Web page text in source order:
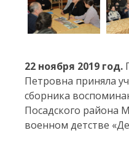
22 ноября 2019 год.
Петровна приняла
сборника
Посадского района
военном детстве